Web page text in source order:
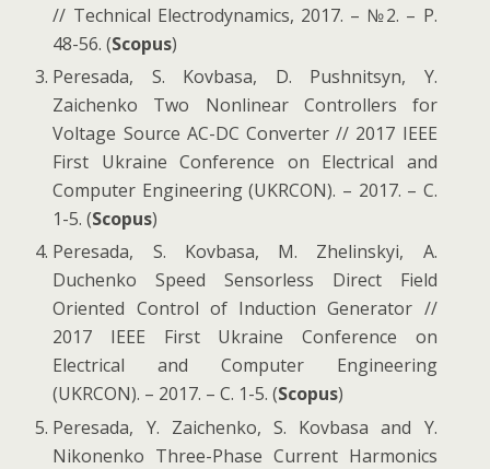
// Technical Electrodynamics, 2017. – №2. – P.
48-56. (Scopus)
Peresada, S. Kovbasa, D. Pushnitsyn, Y.
Zaichenko Two Nonlinear Controllers for
Voltage Source AC-DC Converter // 2017 IEEE
First Ukraine Conference on Electrical and
Computer Engineering (UKRCON). – 2017. – С.
1-5. (Scopus)
Peresada, S. Kovbasa, М. Zhelinskyi, A.
Duchenko Speed Sensorless Direct Field
Oriented Control of Induction Generator //
2017 IEEE First Ukraine Conference on
Electrical and Computer Engineering
(UKRCON). – 2017. – С. 1-5. (Scopus)
Peresada, Y. Zaichenko, S. Kovbasa and Y.
Nikonenko Three-Phase Current Harmonics